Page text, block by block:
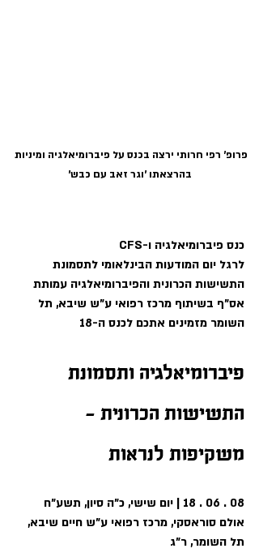
פרופ' רפי חרותי ירצה בכנס על פיברומיאלגיה ומיניות
בהרצאתו 'וגר זאב עם כבש'
כנס פיברומיאלגיה ו-CFS
לרגל יום המודעות הבינלאומי לתסמונת
התשישות הכרונית והפיברומיאלגיה עמותת
אס"ף בשיתוף מרכז רפואי ע"ש שיבא, תל
השומר מזמינים אתכם לכנס ה-18
פיברומיאלגיה ותסמונת
התשישות הכרונית -
משקיפות לנראות
08 . 06 . 18 | יום שישי, כ"ה סיון, תשע"ח
אולם סוראסקי, מרכז רפואי ע"ש חיים שיבא,
תל השומר, ר"ג